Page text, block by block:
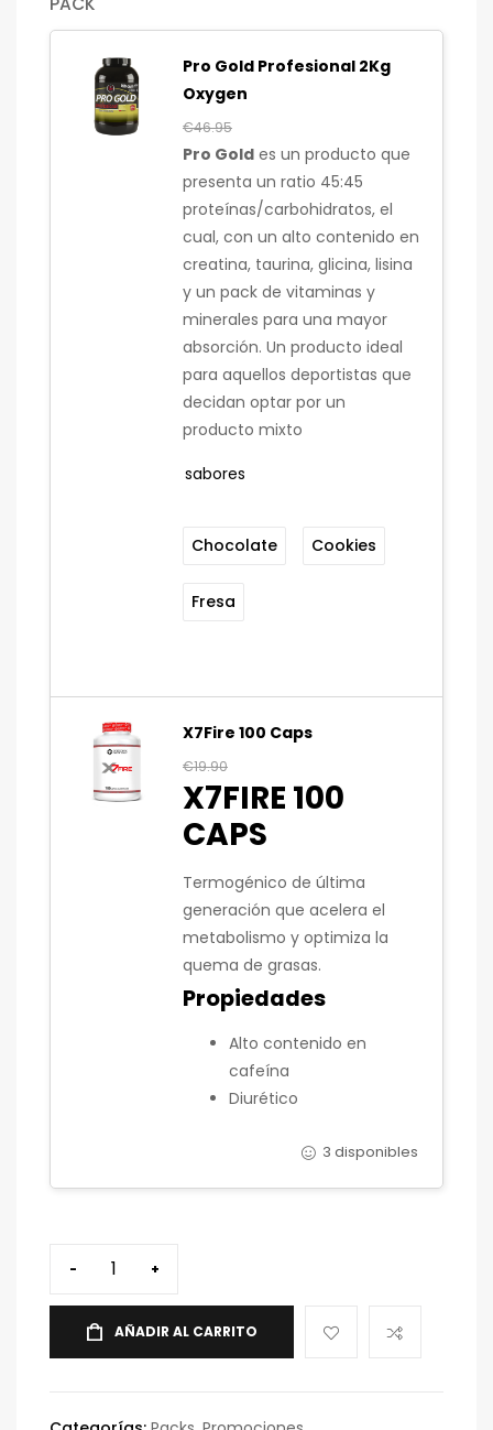
Pro Gold Profesional 2Kg
Oxygen
€46.95
Pro Gold es un producto que
presenta un ratio 45:45
proteínas/carbohidratos, el
cual, con un alto contenido en
creatina, taurina, glicina, lisina
y un pack de vitaminas y
minerales para una mayor
absorción. Un producto ideal
para aquellos deportistas que
decidan optar por un
producto mixto
sabores
Chocolate Cookies
Fresa
X7Fire 100 Caps
€19.90
X7FIRE 100
CAPS
Termogénico de última
generación que acelera el
metabolismo y optimiza la
quema de grasas.
Propiedades
Alto contenido en
cafeína
Diurético
3 disponibles
- +
AÑADIR AL CARRITO